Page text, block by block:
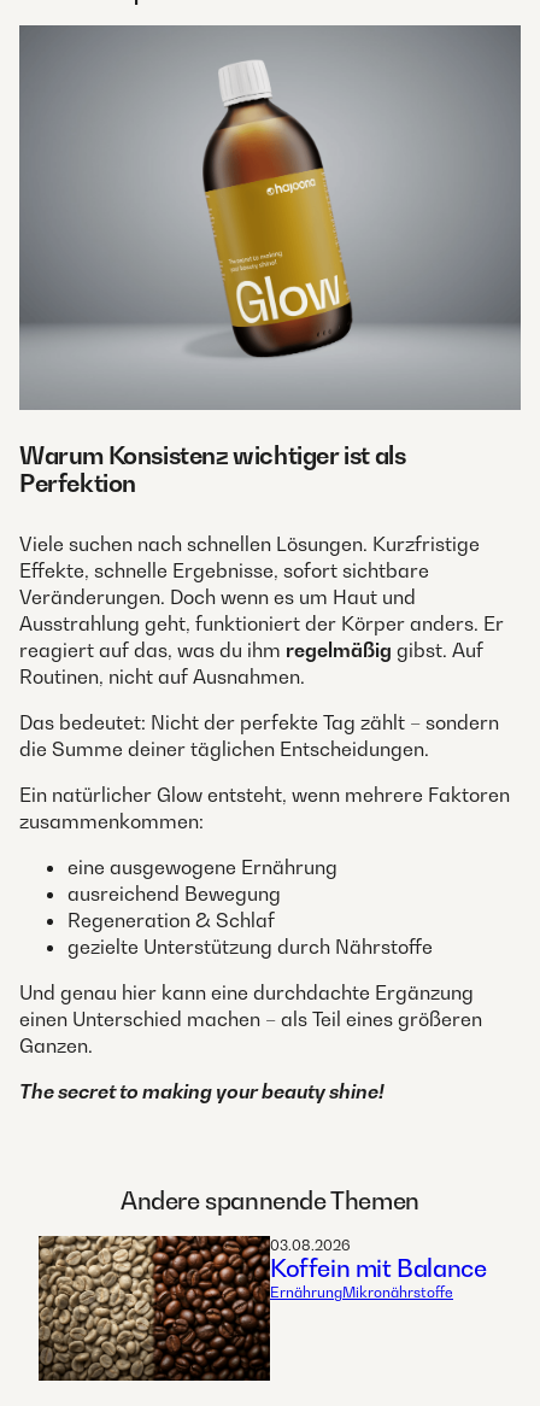
Warum Konsistenz wichtiger ist als
Perfektion
Viele suchen nach schnellen Lösungen. Kurzfristige
Effekte, schnelle Ergebnisse, sofort sichtbare
Veränderungen. Doch wenn es um Haut und
Ausstrahlung geht, funktioniert der Körper anders. Er
reagiert auf das, was du ihm regelmäßig gibst. Auf
Routinen, nicht auf Ausnahmen.
Das bedeutet: Nicht der perfekte Tag zählt – sondern
die Summe deiner täglichen Entscheidungen.
Ein natürlicher Glow entsteht, wenn mehrere Faktoren
zusammenkommen:
eine ausgewogene Ernährung
ausreichend Bewegung
Regeneration & Schlaf
gezielte Unterstützung durch Nährstoffe
Und genau hier kann eine durchdachte Ergänzung
einen Unterschied machen – als Teil eines größeren
Ganzen.
The secret to making your beauty shine!​
Andere spannende Themen
03.08.2026
Koffein mit Balance
ErnährungMikronährstoffe